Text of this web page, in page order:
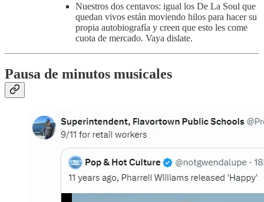
Nuestros dos centavos: igual los De La Soul que
quedan vivos están moviendo hilos para hacer su
propia autobiografía y creen que esto les come
cuota de mercado. Vaya dislate.
Pausa de minutos musicales